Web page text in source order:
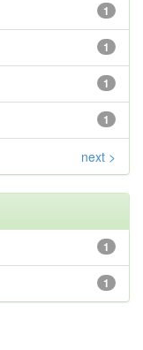
1
1
1
1
next >
1
1